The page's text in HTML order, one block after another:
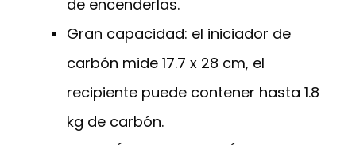
de encenderlas.
Gran capacidad: el iniciador de
carbón mide 17.7 x 28 cm, el
recipiente puede contener hasta 1.8
kg de carbón.